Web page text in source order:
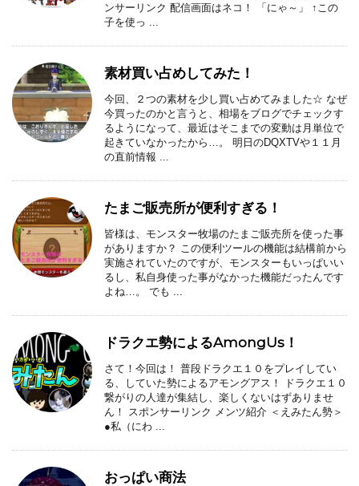
ンサーリンク 配信画面はネコ！ 「にゃ～」 ↑この
子を使っ ...
素材買い占めしてみた！
今回、２つの素材を少し買い占めてみました☆ なぜ
今買ったのかと言うと、相場をブログでチェックす
るようになって、最近はそこまでの変動は月単位で
起きていなかったから…。 明日のDQXTVや１１月
の直前情報 ...
たまご販売所が便利すぎる！
皆様は、モンスター牧場のたまご販売所を使った事
がありますか？ この便利ツールの機能は結構前から
実施されていたのですが、モンスターもいっぱいい
るし、私自身使った事がなかった機能だったんです
よね…。 でも ...
ドラクエ勢によるAmongUs！
さて！今回は！ 普段ドラクエ１０をプレイしてい
る、していた勢によるアモングアス！ ドラクエ１０
繋がりの人達が集結し、楽しくないはずありませ
ん！ スポンサーリンク メンツ紹介 ＜えみたん勢＞
●私（にわ ...
おっぱい商法